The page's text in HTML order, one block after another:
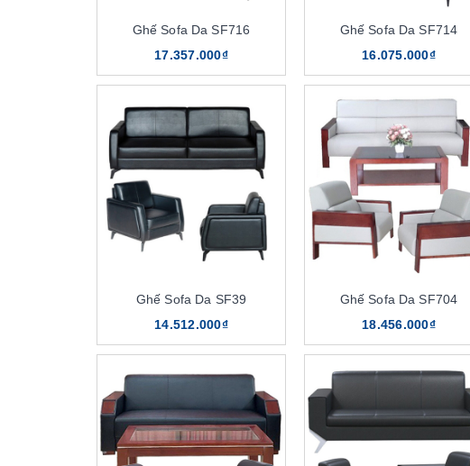
Ghế Sofa Da SF716
17.357.000₫
Ghế Sofa Da SF714
16.075.000₫
Ghế Sofa Da SF39
14.512.000₫
Ghế Sofa Da SF704
18.456.000₫